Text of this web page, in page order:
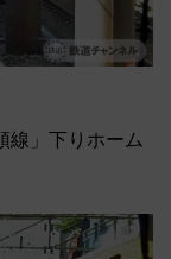
線」下りホーム